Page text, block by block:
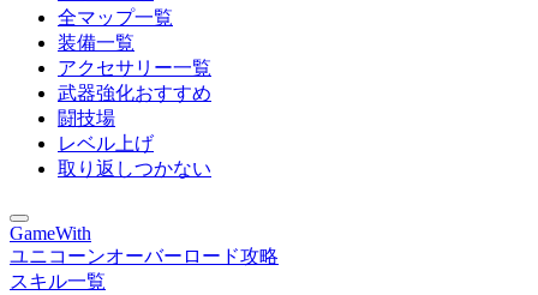
全マップ一覧
装備一覧
アクセサリー一覧
武器強化おすすめ
闘技場
レベル上げ
取り返しつかない
GameWith
ユニコーンオーバーロード攻略
スキル一覧